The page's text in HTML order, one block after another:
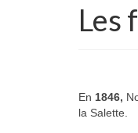
Les
En 1846,
la Salette.